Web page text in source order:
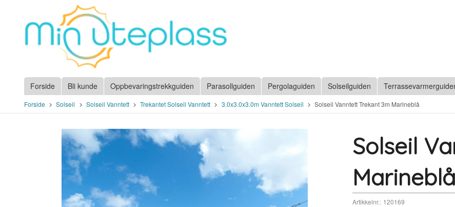
innholdet
Forside Bli kunde Oppbevaringstrekkguiden Parasollguiden Pergolaguiden Solseilguiden
Forside Solseil Solseil Vanntett Trekantet Solseil Vanntett 3.0x3.0x3.0m Vanntett Solseil Solseil Vanntett Trekant 3m Marineblå
Solseil
Marineblå
Artikkelnr.: 120169